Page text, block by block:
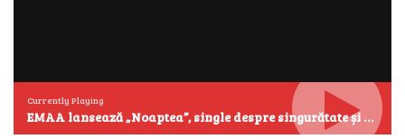
Currently Playing
EMAA lansează „Noaptea”, single despre singurătate și emoțiile care se aud cel mai clar după miezul nopții